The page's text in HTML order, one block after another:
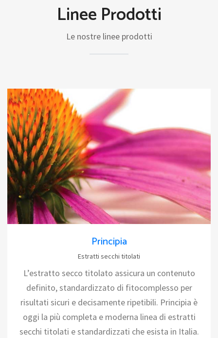
Linee Prodotti
Le nostre linee prodotti
Principia
Estratti secchi titolati
L’estratto secco titolato assicura un contenuto
definito, standardizzato di fitocomplesso per
risultati sicuri e decisamente ripetibili. Principia è
oggi la più completa e moderna linea di estratti
secchi titolati e standardizzati che esista in Italia.